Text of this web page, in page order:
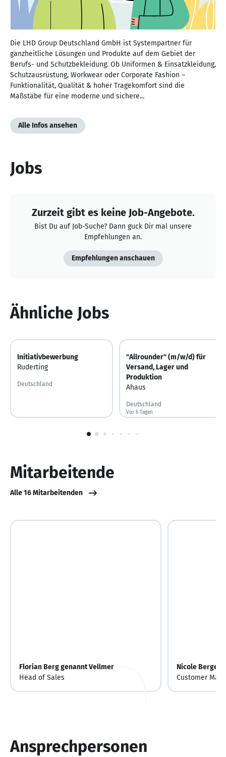
Die LHD Group Deutschland GmbH ist Systempartner für
ganzheitliche Lösungen und Produkte auf dem Gebiet der
Berufs- und Schutzbekleidung. Ob Uniformen & Einsatzkleidung,
Schutzausrüstung, Workwear oder Corporate Fashion –
Funktionalität, Qualität & hoher Tragekomfort sind die
Maßstäbe für eine moderne und sichere...
Alle Infos ansehen
Jobs
Zurzeit gibt es keine Job-Angebote.
Bist Du auf Job-Suche? Dann guck Dir mal unsere
Empfehlungen an.
Empfehlungen anschauen
Ähnliche Jobs
Initiativbewerbung
Ruderting
Deutschland
"Allrounder" (m/w/d) für
Versand, Lager und
Produktion
Ahaus
Deutschland
Vor 6 Tagen
Vor 6 Tagen veröffentlicht
Mitarbeitende
Alle 16 Mitarbeitenden
Florian Berg genannt Vellmer
Head of Sales
Nicole Berger
Customer
Ansprechpersonen